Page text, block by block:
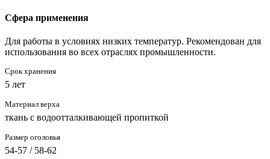
Сфера применения
Для работы в условиях низких температур. Рекомендован для
использования во всех отраслях промышленности.
Срок хранения
5 лет
Материал верха
ткань с водоотталкивающей пропиткой
Размер оголовья
54-57 / 58-62